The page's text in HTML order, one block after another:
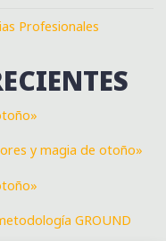
Profesionales
y magia de otoño»
GROUND